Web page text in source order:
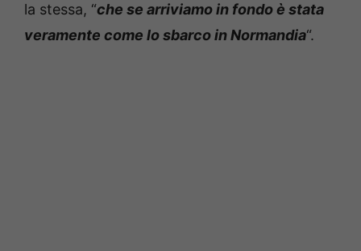
la stessa, “che se arriviamo in fondo è stata
veramente come lo sbarco in Normandia“.